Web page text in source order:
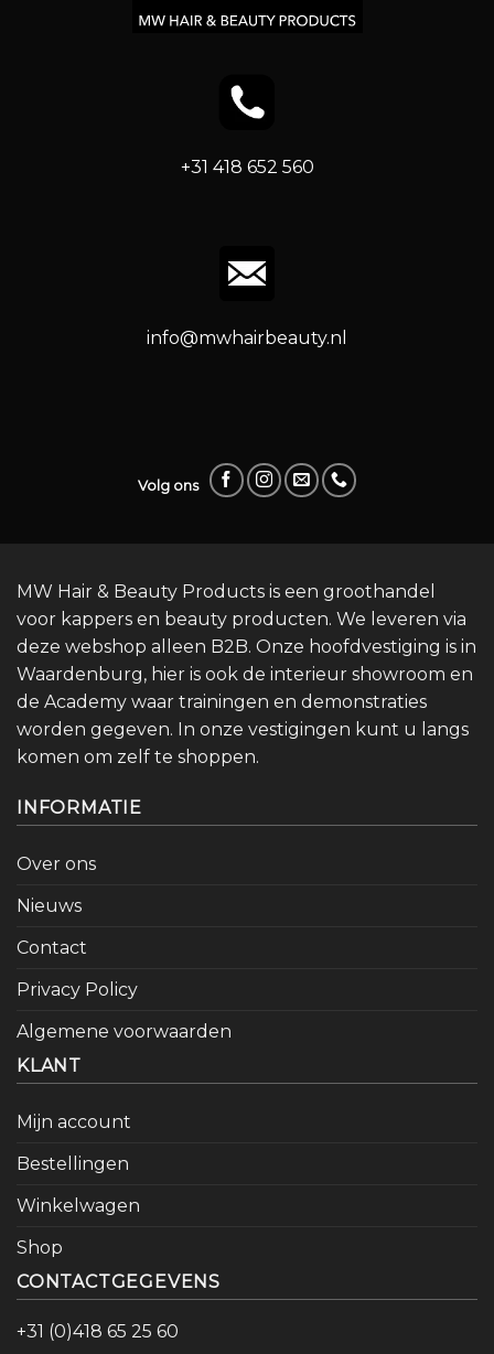
+31 418 652 560
info@mwhairbeauty.nl
Volg ons
MW Hair & Beauty Products is een groothandel
voor kappers en beauty producten. We leveren via
deze webshop alleen B2B. Onze hoofdvestiging is in
Waardenburg, hier is ook de interieur showroom en
de Academy waar trainingen en demonstraties
worden gegeven. In onze vestigingen kunt u langs
komen om zelf te shoppen.
INFORMATIE
Over ons
Nieuws
Contact
Privacy Policy
Algemene voorwaarden
KLANT
Mijn account
Bestellingen
Winkelwagen
Shop
CONTACTGEGEVENS
+31 (0)418 65 25 60